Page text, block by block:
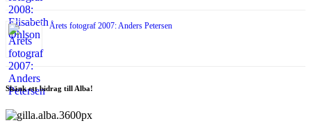
Årets fotograf 2007: Anders Petersen
Skänk ett bidrag till Alba!